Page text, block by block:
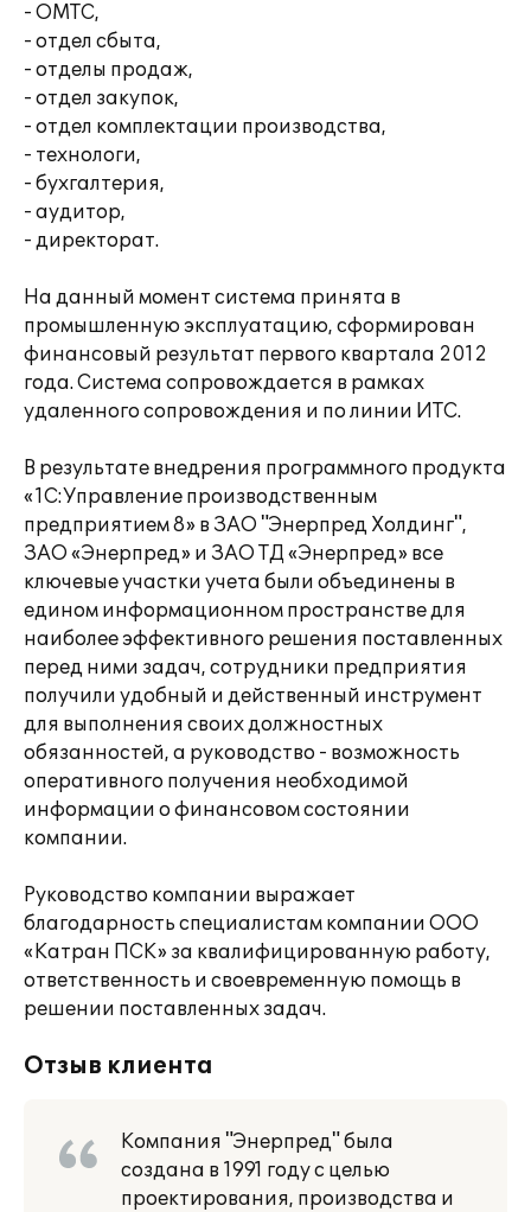
- ОМТС,
- отдел сбыта,
- отделы продаж,
- отдел закупок,
- отдел комплектации производства,
- технологи,
- бухгалтерия,
- аудитор,
- директорат.
На данный момент система принята в
промышленную эксплуатацию, сформирован
финансовый результат первого квартала 2012
года. Система сопровождается в рамках
удаленного сопровождения и по линии ИТС.
В результате внедрения программного продукта
«1С:Управление производственным
предприятием 8» в ЗАО "Энерпред Холдинг",
ЗАО «Энерпред» и ЗАО ТД «Энерпред» все
ключевые участки учета были объединены в
едином информационном пространстве для
наиболее эффективного решения поставленных
перед ними задач, сотрудники предприятия
получили удобный и действенный инструмент
для выполнения своих должностных
обязанностей, а руководство - возможность
оперативного получения необходимой
информации о финансовом состоянии
компании.
Руководство компании выражает
благодарность специалистам компании ООО
«Катран ПСК» за квалифицированную работу,
ответственность и своевременную помощь в
решении поставленных задач.
Отзыв клиента
Компания "Энерпpед" была
создана в 1991 году с целью
проектирования, производства и